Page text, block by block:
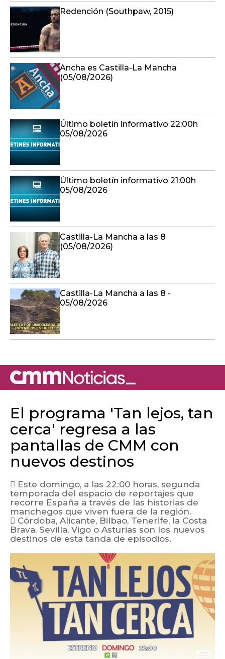
Redención (Southpaw, 2015)
Ancha es Castilla-La Mancha
(05/08/2026)
Último boletín informativo 22:00h
05/08/2026
Último boletín informativo 21:00h
05/08/2026
Castilla-La Mancha a las 8
(05/08/2026)
Castilla-La Mancha a las 8 -
05/08/2026
El programa 'Tan lejos, tan
cerca' regresa a las
pantallas de CMM con
nuevos destinos
 Este domingo, a las 22:00 horas, segunda
temporada del espacio de reportajes que
recorre España a través de las historias de
manchegos que viven fuera de la región.
 Córdoba, Alicante, Bilbao, Tenerife, la Costa
Brava, Sevilla, Vigo o Asturias son los nuevos
destinos de esta tanda de episodios.